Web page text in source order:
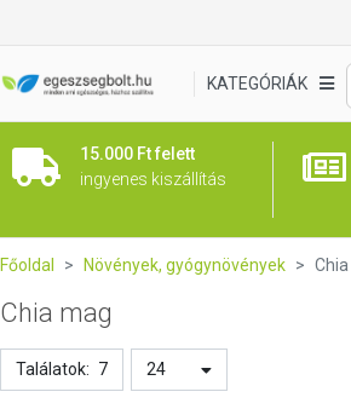
KATEGÓRIÁK
15.000 Ft felett
ingyenes kiszállítás
Főoldal Növények, gyógynövények
Chia mag
Találatok: 7 24